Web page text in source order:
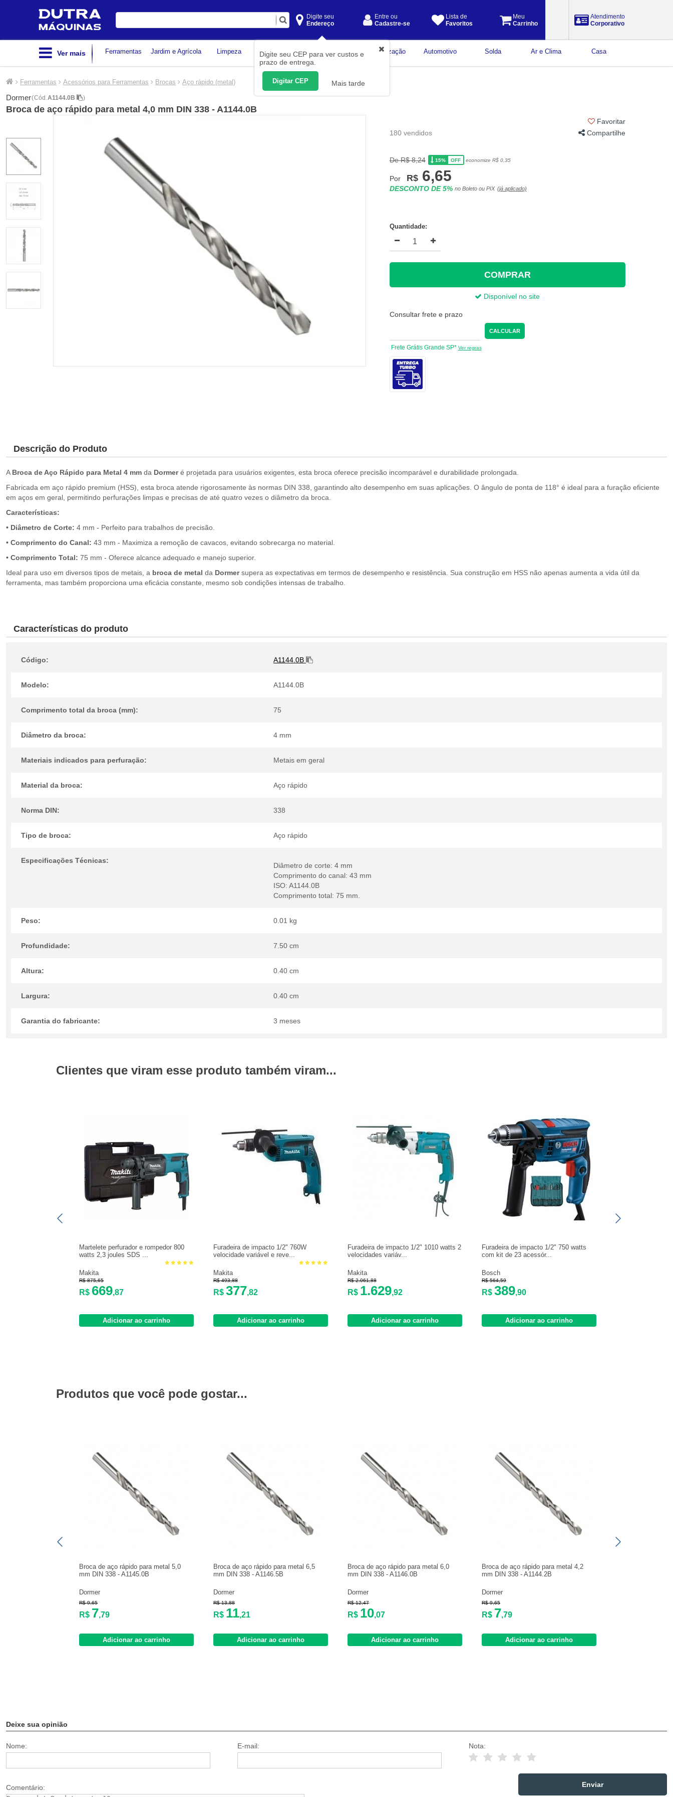
Digite
Digite seu
Endereço
Digite seu CEP para ver custos e
prazo de entrega.
Digitar CEP Mais tarde
Entre ou
Cadastre-se
Lista de
Favoritos
Meu
Carrinho
Atendimento
Corporativo
Ver mais Ferramentas Jardim e Agrícola Limpeza Construção Civil
Medição
Organização Automotivo Solda Ar e Clima Casa
Ferramentas Acessórios para Ferramentas Brocas Aço rápido (metal)
Dormer(Cód. A1144.0B )
Broca de aço rápido para metal 4,0 mm DIN 338 - A1144.0B
Favoritar
180 vendidos
Compartilhe
De R$ 8,24 15% OFF economize R$ 0,35
Por R$ 6,65
DESCONTO DE 5% no Boleto ou PIX (já aplicado)
Quantidade:
COMPRAR
Disponível no site
Consultar frete e prazo
CALCULAR
Frete Grátis Grande SP* Ver regras
Descrição do Produto
A Broca de Aço Rápido para Metal 4 mm da Dormeré projetada para usuários exigentes, esta broca oferece precisão incomparável e durabilidade prolongada.
Fabricada em aço rápido premium (HSS), esta broca atende rigorosamente às normas DIN 338, garantindo alto desempenho em suas aplicações. O ângulo de ponta de 118° é ideal para a furação eficiente
em aços em geral, permitindo perfurações limpas e precisas de até quatro vezes o diâmetro da broca.
Características:
• Diâmetro de Corte: 4 mm - Perfeito para trabalhos de precisão.
• Comprimento do Canal: 43 mm - Maximiza a remoção de cavacos, evitando sobrecarga no material.
• Comprimento Total: 75 mm - Oferece alcance adequado e manejo superior.
Ideal para uso em diversos tipos de metais, a broca de metal da Dormersupera as expectativas em termos de desempenho e resistência. Sua construção em HSS não apenas aumenta a vida útil da
ferramenta, mas também proporciona uma eficácia constante, mesmo sob condições intensas de trabalho.
Características do produto
Código: A1144.0B
Modelo: A1144.0B
Comprimento total da broca (mm): 75
Diâmetro da broca: 4 mm
Materiais indicados para perfuração: Metais em geral
Material da broca: Aço rápido
Norma DIN: 338
Tipo de broca: Aço rápido
Especificações Técnicas:
Diâmetro de corte: 4 mm
Comprimento do canal: 43 mm
ISO: A1144.0B
Comprimento total: 75 mm.
Peso: 0.01 kg
Profundidade: 7.50 cm
Altura: 0.40 cm
Largura: 0.40 cm
Garantia do fabricante: 3 meses
Clientes que viram esse produto também viram...
Martelete perfurador e rompedor 800
watts 2,3 joules SDS ...
Makita
R$ 875,65
R$ 669,87
Adicionar ao carrinho
Furadeira de impacto 1/2" 760W
velocidade variável e reve...
Makita
R$ 493,88
R$ 377,82
Adicionar ao carrinho
Furadeira de impacto 1/2" 1010 watts 2
velocidades variáv...
Makita
R$ 2.061,88
R$ 1.629,92
Adicionar ao carrinho
Furadeira de impacto 1/2" 750 watts
com kit de 23 acessór...
Bosch
R$ 564,59
R$ 389,90
Adicionar ao carrinho
Produtos que você pode gostar...
Broca de aço rápido para metal 5,0
mm DIN 338 - A1145.0B
Dormer
R$ 9,65
R$ 7,79
Adicionar ao carrinho
Broca de aço rápido para metal 6,5
mm DIN 338 - A1146.5B
Dormer
R$ 13,88
R$ 11,21
Adicionar ao carrinho
Broca de aço rápido para metal 6,0
mm DIN 338 - A1146.0B
Dormer
R$ 12,47
R$ 10,07
Adicionar ao carrinho
Broca de aço rápido para metal 4,2
mm DIN 338 - A1144.2B
Dormer
R$ 9,65
R$ 7,79
Adicionar ao carrinho
Deixe sua opinião
Nome: E-mail: Nota:
Comentário: